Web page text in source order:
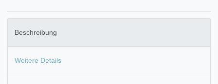
Beschreibung
Weitere Details